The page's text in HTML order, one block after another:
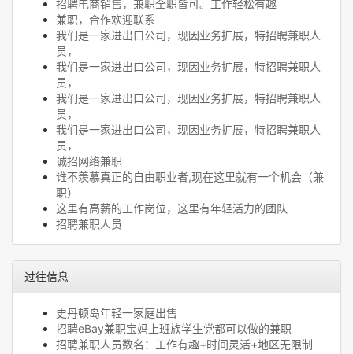
招聘电商销售，兼职全职皆可。工作轻松有趣
兼职，合作欢迎联系
我们是一家进出口公司，现因业务扩展，特招聘兼职人
员，
我们是一家进出口公司，现因业务扩展，特招聘兼职人
员，
我们是一家进出口公司，现因业务扩展，特招聘兼职人
员，
我们是一家进出口公司，现因业务扩展，特招聘兼职人
员，
诚招网络兼职
谁不羡慕真正的自由职业者,现在这里就有一个机会（兼
职）
这里有高薪的工作岗位，这里有年轻活力的团队
招聘兼职人员
过往信息
史丹顿岛年轻一家庭出售
招聘eBay兼职宝妈上班族学生党都可以做的兼职
招聘兼职人员数名：工作有趣+时间灵活+地区无限制